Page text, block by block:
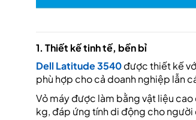
1. Thiết kế tinh tế, bền bỉ
Dell Latitude 3540được thiết kế
phù hợp cho cả doanh nghiệp lẫn
Vỏ máy được làm bằng vật liệu
kg, đáp ứng tính di động cho